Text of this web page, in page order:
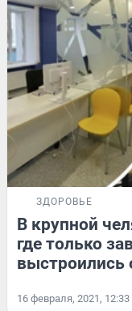
ЗДОРОВЬЕ
В крупной
где только
выстроились
16 февраля, 2021, 12:33